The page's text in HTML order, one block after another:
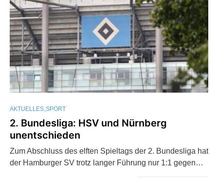
AKTUELLES SPORT
2. Bundesliga: HSV und Nürnberg
unentschieden
Zum Abschluss des elften Spieltags der 2. Bundesliga hat
der Hamburger SV trotz langer Führung nur 1:1 gegen…